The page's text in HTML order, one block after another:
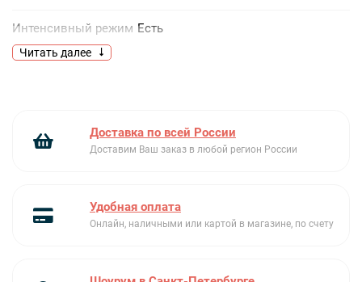
Интенсивный режим Есть
Количество двигателей
Максимальный уровень шума 58
Освещение галогенная лампа, 20 Вт х 4
Читать далее
Доставка по всей России
Доставим Ваш заказ в любой регион России
Удобная оплата
Онлайн, наличными или картой в магазине, по счету